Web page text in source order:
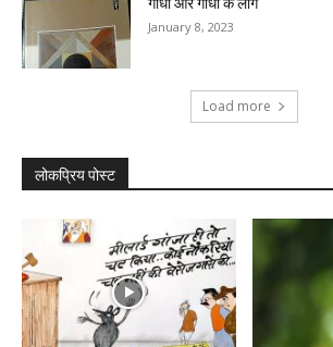
January 8, 2023
Load more
लोकप्रिय पोस्ट